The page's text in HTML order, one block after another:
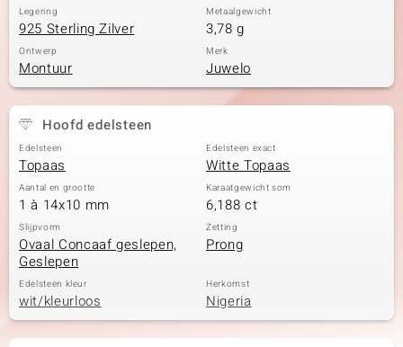
Legering
925 Sterling Zilver
Metaalgewicht
3,78 g
Ontwerp
Montuur
Merk
Juwelo
Hoofd edelsteen
Edelsteen
Topaas
Edelsteen exact
Witte Topaas
Aantal en grootte
1 à 14x10 mm
Karaatgewicht som
6,188 ct
Slijpvorm
Ovaal Concaaf geslepen,
Geslepen
Zetting
Prong
Edelsteen kleur
wit/kleurloos
Herkomst
Nigeria